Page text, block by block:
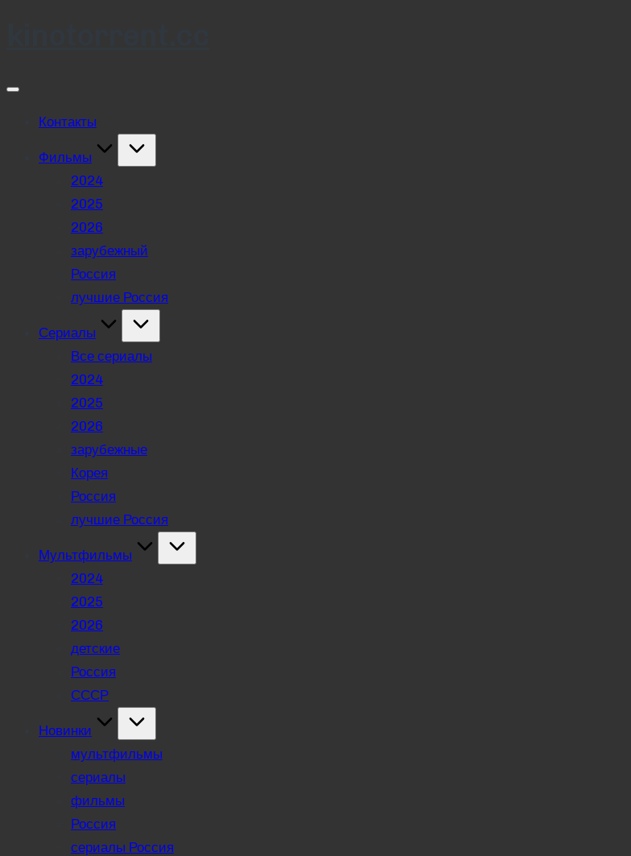
Контакты
Фильмы
2024
2025
2026
зарубежный
Россия
лучшие Россия
Сериалы
Все сериалы
2024
2025
2026
зарубежные
Корея
Россия
лучшие Россия
Мультфильмы
2024
2025
2026
детские
Россия
СССР
Новинки
мультфильмы
сериалы
фильмы
Россия
сериалы Россия